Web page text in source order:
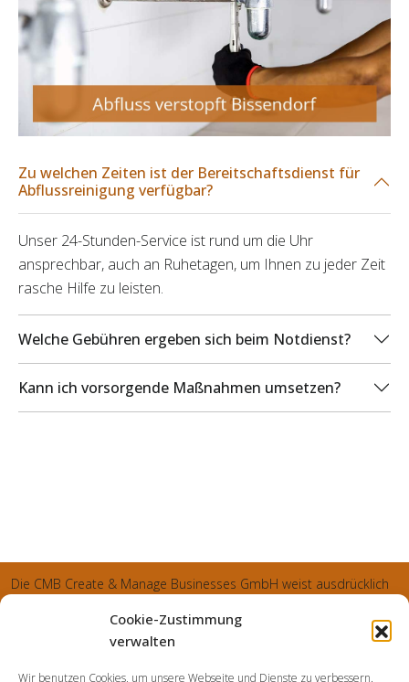
Cookie-Zustimmung
verwalten
Wir benutzen Cookies, um unsere Webseite und Dienste zu verbessern.
Zu welchen Zeiten ist der Bereitschaftsdienst für
Abflussreinigung verfügbar?
Unser 24-Stunden-Service ist rund um die Uhr
ansprechbar, auch an Ruhetagen, um Ihnen zu jeder Zeit
rasche Hilfe zu leisten.
Welche Gebühren ergeben sich beim Notdienst?
Kann ich vorsorgende Maßnahmen umsetzen?
Die CMB Create & Manage Businesses GmbH weist ausdrücklich
und sämtliche generierte Aufträge an die SecuPart GmbH